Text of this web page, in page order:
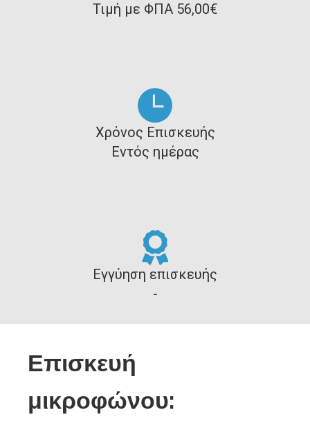
Τιμή με ΦΠΑ 56,00€
Χρόνος Επισκευής
Εντός ημέρας
Εγγύηση επισκευής
-
Επισκευή
μικροφώνου: